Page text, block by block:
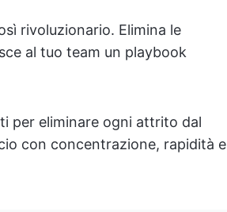
rivoluzionario. Elimina le
al tuo team un playbook
per eliminare ogni attrito dal
con concentrazione, rapidità e